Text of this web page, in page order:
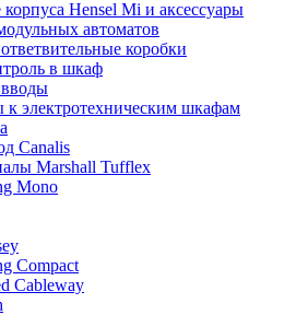
Hensel Mi и аксессуары
автоматов
коробки
в шкаф
к электротехническим шкафам
Canalis
Marshall Tufflex
Mono
Compact
Cableway